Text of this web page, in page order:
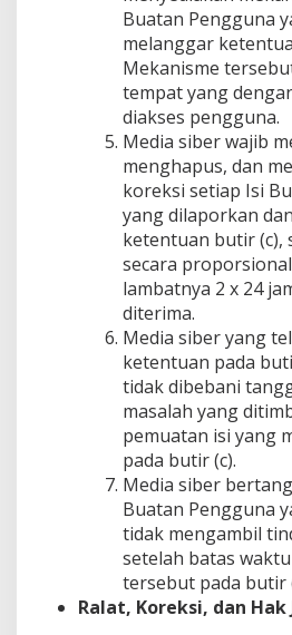
Buatan Pengguna
melanggar
Mekanisme
tempat yang
diakses pengguna.
Media siber wajib
menghapus, dan
koreksi setiap Isi
yang dilaporkan
ketentuan butir (c),
secara
lambatnya 2 x 24
diterima.
Media siber yang
ketentuan pada
tidak dibebani
masalah yang
pemuatan isi yang
pada butir (c).
Media siber
Buatan Pengguna
tidak mengambil
setelah batas
tersebut pada butir
Ralat, Koreksi, dan Hak